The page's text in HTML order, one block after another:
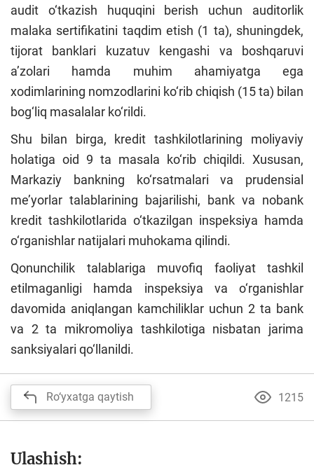
audit o‘tkazish huquqini berish uchun auditorlik
malaka sertifikatini taqdim etish (1 ta), shuningdek,
tijorat banklari kuzatuv kengashi va boshqaruvi
a’zolari hamda muhim ahamiyatga ega
xodimlarining nomzodlarini ko‘rib chiqish (15 ta) bilan
bog‘liq masalalar ko‘rildi.
Shu bilan birga, kredit tashkilotlarining moliyaviy
holatiga oid 9 ta masala ko‘rib chiqildi. Xususan,
Markaziy bankning ko‘rsatmalari va prudensial
me’yorlar talablarining bajarilishi, bank va nobank
kredit tashkilotlarida o‘tkazilgan inspeksiya hamda
o‘rganishlar natijalari muhokama qilindi.
Qonunchilik talablariga muvofiq faoliyat tashkil
etilmaganligi hamda inspeksiya va o‘rganishlar
davomida aniqlangan kamchiliklar uchun 2 ta bank
va 2 ta mikromoliya tashkilotiga nisbatan jarima
sanksiyalari qo‘llanildi.
Ro‘yxatga qaytish 1215
Ulashish: